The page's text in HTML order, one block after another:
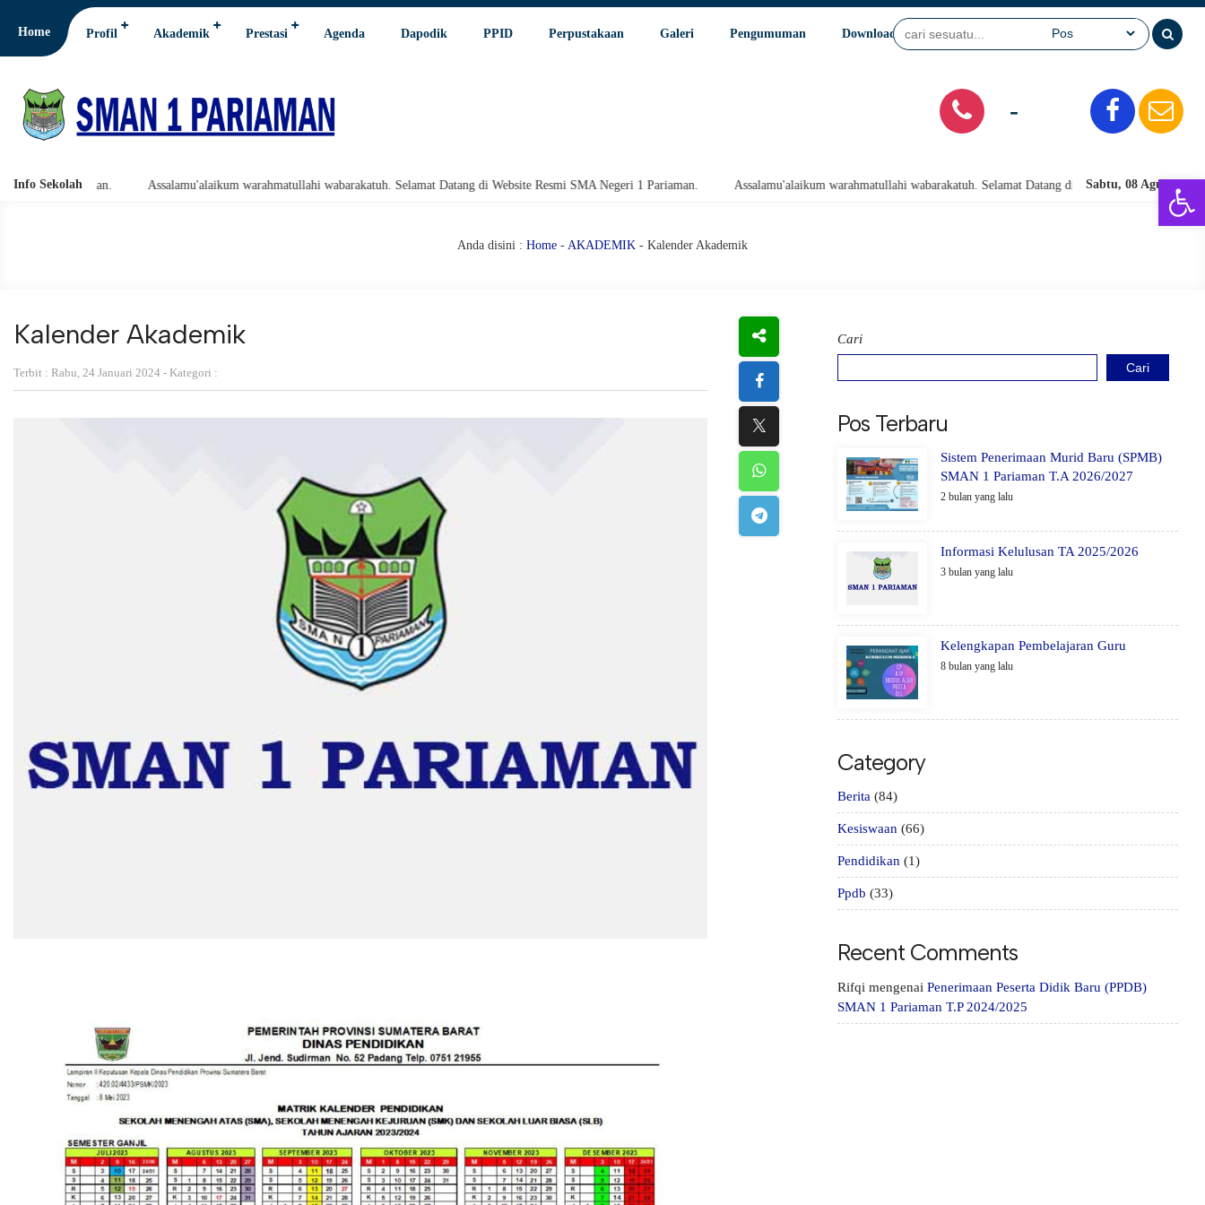
Home Profil Akademik Prestasi Agenda Dapodik PPID Perpustakaan Galeri Pengumuman Download Video
-
Info Sekolah Sabtu, 08 Agu 2026
Pariaman. Assalamu'alaikum warahmatullahi wabarakatuh. Selamat Datang di Website Resmi SMA Negeri 1 Pariaman. Assalamu'alaikum warahmatullahi wabarakatuh. Selamat Datang di Website Resmi SMA Negeri 1
Anda disini : Home - AKADEMIK - Kalender Akademik
Kalender Akademik
Terbit : Rabu, 24 Januari 2024 - Kategori :
Cari
Cari
Pos Terbaru
Sistem Penerimaan Murid Baru (SPMB)
SMAN 1 Pariaman T.A 2026/2027
2 bulan yang lalu
Informasi Kelulusan TA 2025/2026
3 bulan yang lalu
Kelengkapan Pembelajaran Guru
8 bulan yang lalu
Category
Berita (84)
Kesiswaan (66)
Pendidikan (1)
Ppdb (33)
Recent Comments
Rifqi mengenai Penerimaan Peserta Didik Baru (PPDB)
SMAN 1 Pariaman T.P 2024/2025